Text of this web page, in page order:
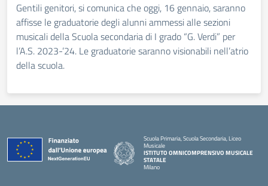
Gentili genitori, si comunica che oggi, 16 gennaio, saranno
affisse le graduatorie degli alunni ammessi alle sezioni
musicali della Scuola secondaria di I grado “G. Verdi” per
l’A.S. 2023-’24. Le graduatorie saranno visionabili nell’atrio
della scuola.
Scuola Primaria, Scuola Secondaria, Liceo
Musicale
ISTITUTO OMNICOMPRENSIVO MUSICALE
STATALE
Milano